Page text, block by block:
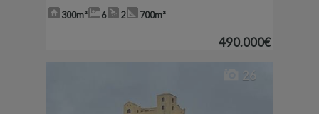
300m² 6 2 700m²
490.000€
26